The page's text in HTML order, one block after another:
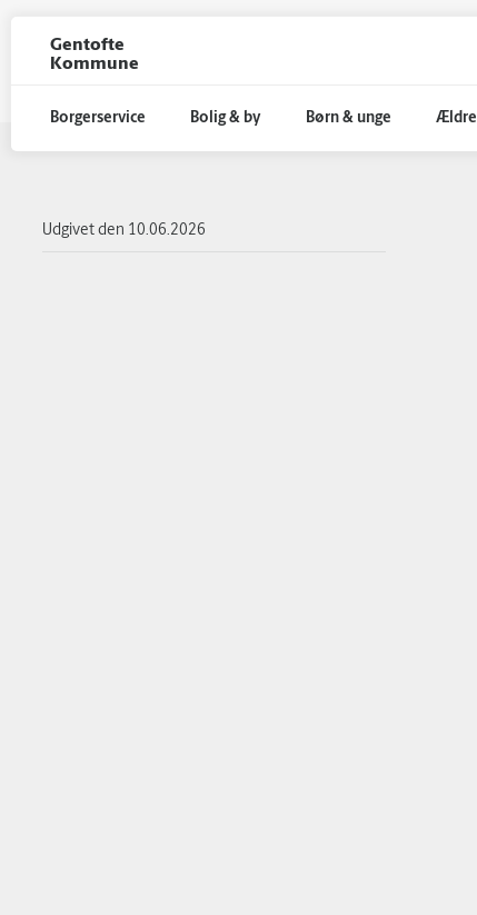
Gå til hoved indhold
Gentofte
Kommune
Borgerservice Bolig & by Børn & unge Ældre
Udgivet den 10.06.2026